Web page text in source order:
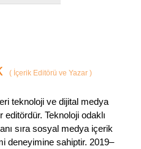
(İçerik Editörü ve Yazar )
teknoloji ve dijital medya
editördür. Teknoloji odaklı
sıra sosyal medya içerik
deneyimine sahiptir. 2019–